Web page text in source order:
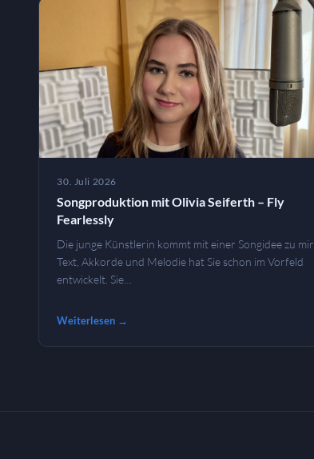
30. Juli 2026
Songproduktion mit Olivia Seiferth – Fly
Fearlessly
Die junge Künstlerin kommt mit einer Songidee zu mir.
Text, Akkorde und Melodie hat Sie schon im Vorfeld
entwickelt. Sie…
Weiterlesen →